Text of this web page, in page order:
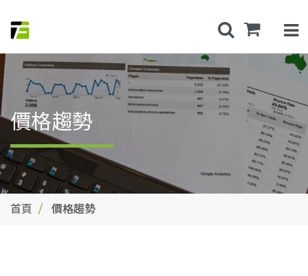
價格趨勢
首頁 價格趨勢